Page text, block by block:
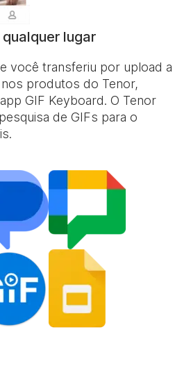
lugar
você transferiu por upload a
produtos do Tenor,
GIF Keyboard. O Tenor
de GIFs para o